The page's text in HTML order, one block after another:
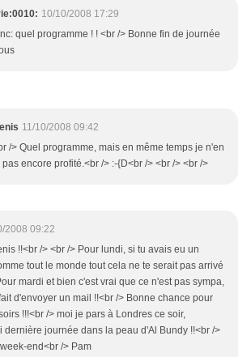
10/10/2008 17:29
quel programme ! ! <br /> Bonne fin de journée
11/10/2008 09:42
/> Quel programme, mais en même temps je n'en
pas encore profité.<br /> :-{D<br /> <br /> <br />
2008 09:22
!!<br /> <br /> Pour lundi, si tu avais eu un
tout le monde tout cela ne te serait pas arrivé
mardi et bien c'est vrai que ce n'est pas sympa,
d'envoyer un mail !!<br /> Bonne chance pour
!!!<br /> moi je pars à Londres ce soir,
dernière journée dans la peau d'Al Bundy !!<br />
end<br /> Pam